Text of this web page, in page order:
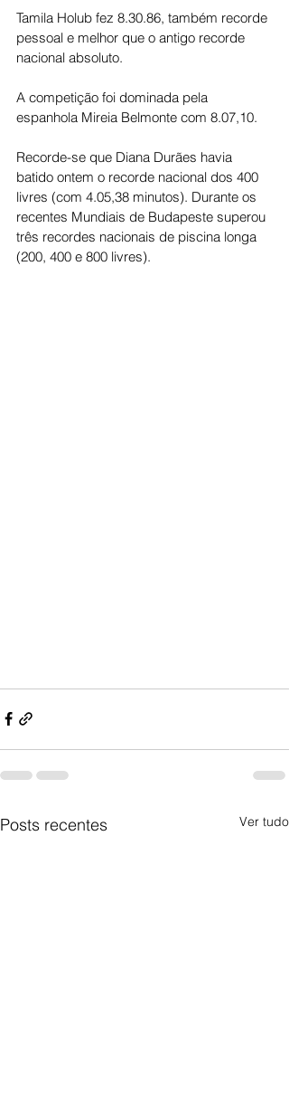
Tamila Holub fez 8.30.86, também recorde
pessoal e melhor que o antigo recorde
nacional absoluto.
A competição foi dominada pela
espanhola Mireia Belmonte com 8.07,10.
Recorde-se que Diana Durães havia
batido ontem o recorde nacional dos 400
livres (com 4.05,38 minutos). Durante os
recentes Mundiais de Budapeste superou
três recordes nacionais de piscina longa
(200, 400 e 800 livres).
Posts recentes Ver tudo